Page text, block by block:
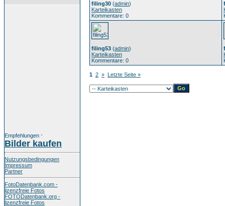
Empfehlungen *
Bilder kaufen
Nutzungsbedingungen
Impressum
Partner
FotoDatenbank.com -
lizenzfreie Fotos
FOTODatenbank.org -
lizenzfreie Fotos
filing30 (admin)
Karteikasten
Kommentare: 0
filing53 (admin)
Karteikasten
Kommentare: 0
1 2 » Letzte Seite »